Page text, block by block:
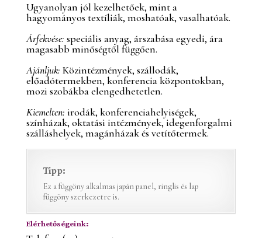
Ugyanolyan jól kezelhetőek, mint a
hagyományos textíliák, moshatóak, vasalhatóak.
Árfekvése: speciális anyag, árszabása egyedi, ára
magasabb minőségtől függően.
Ajánljuk: Közintézmények, szállodák,
előadótermekben, konferencia központokban,
mozi szobákba elengedhetetlen.
Kiemelten: irodák, konferenciahelyiségek,
színházak, oktatási intézmények, idegenforgalmi
szálláshelyek, magánházak és vetítőtermek.
Tipp:
Ez a függöny alkalmas japán panel, ringlis és lap
függöny szerkezetre is.
Elérhetőségeink: